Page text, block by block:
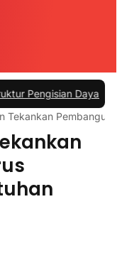
Daya untuk Mobil
Tekankan